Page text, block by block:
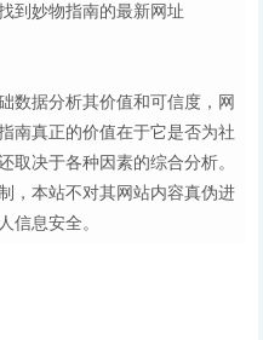
到妙物指南的最新网址
数据分析其价值和可信度，网
南真正的价值在于它是否为社
取决于各种因素的综合分析。
，本站不对其网站内容真伪进
信息安全。